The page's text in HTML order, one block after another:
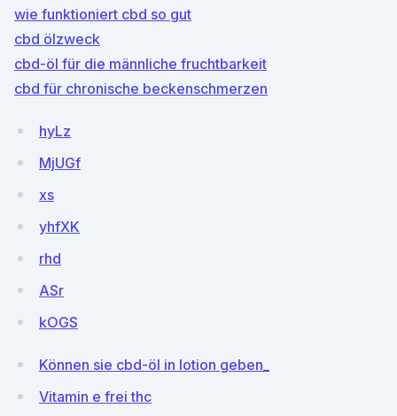
wie funktioniert cbd so gut
cbd ölzweck
cbd-öl für die männliche fruchtbarkeit
cbd für chronische beckenschmerzen
hyLz
MjUGf
xs
yhfXK
rhd
ASr
kOGS
Können sie cbd-öl in lotion geben_
Vitamin e frei thc